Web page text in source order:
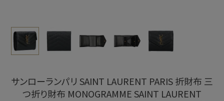
サンローランパリ SAINT LAURENT PARIS 折財布 三
つ折り財布 MONOGRAMME SAINT LAURENT